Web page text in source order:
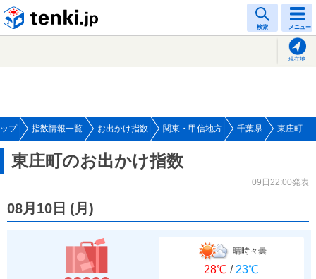
検索 メニュー
現在地
プ 指数情報一覧 お出かけ指数 関東・甲信地方 千葉県 東庄町
東庄町のお出かけ指数
09日22:00発表
08月10日 (月 )
晴時々曇
28℃ / 23℃